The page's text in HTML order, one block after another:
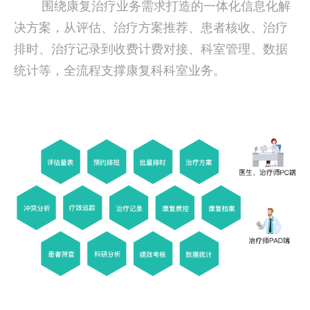
围绕康复治疗业务需求打造的一体化信息化解
决方案，从评估、治疗方案推荐、患者核收、治疗
排时、治疗记录到收费计费对接、科室管理、数据
统计等，全流程支撑康复科科室业务。